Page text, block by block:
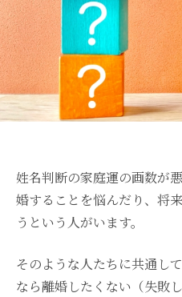
姓名判断の家庭運の画数が
婚することを悩んだり、将
うという人がいます。
そのような人たちに共通し
なら離婚したくない（失敗